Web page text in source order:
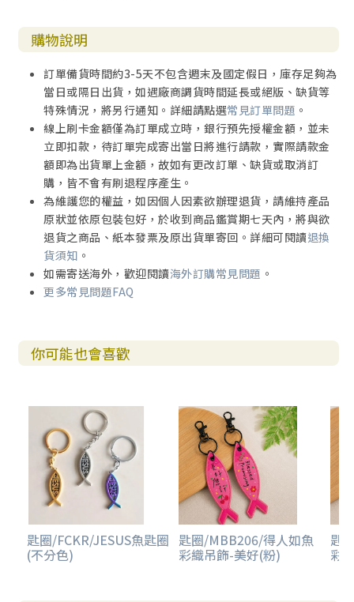
購物說明
訂單備貨時間約3-5天不包含週末及國定假日，庫存足夠為
當日或隔日出貨，如遇廠商調貨時間延長或絕版、缺貨等
特殊情況，將另行通知。詳細請點選常見訂單問題 。
線上刷卡金額僅為訂單成立時，銀行預先授權金額，並未
立即扣款，待訂單完成寄出當日將進行請款，實際請款金
額即為出貨單上金額，故如有更改訂單、缺貨或取消訂
購，皆不會有刷退程序產生。
為維護您的權益，如因個人因素欲辦理退貨，請維持產品
原狀並依原包裝包好，於收到商品鑑賞期七天內，將與欲
退貨之商品、紙本發票及原出貨單寄回。詳細可閱讀退換
貨須知 。
如需寄送海外，歡迎閱讀海外訂購常見問題 。
更多常見問題FAQ
你可能也會喜歡
匙圈/FCKR/JESUS魚匙圈
(不分色)
匙圈/MBB206/得人如魚
彩織吊飾-美好(粉)
匙
彩